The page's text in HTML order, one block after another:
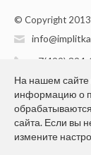
© Copyright
+7(499)
На нашем
информацию о
сайта. Если вы
измените